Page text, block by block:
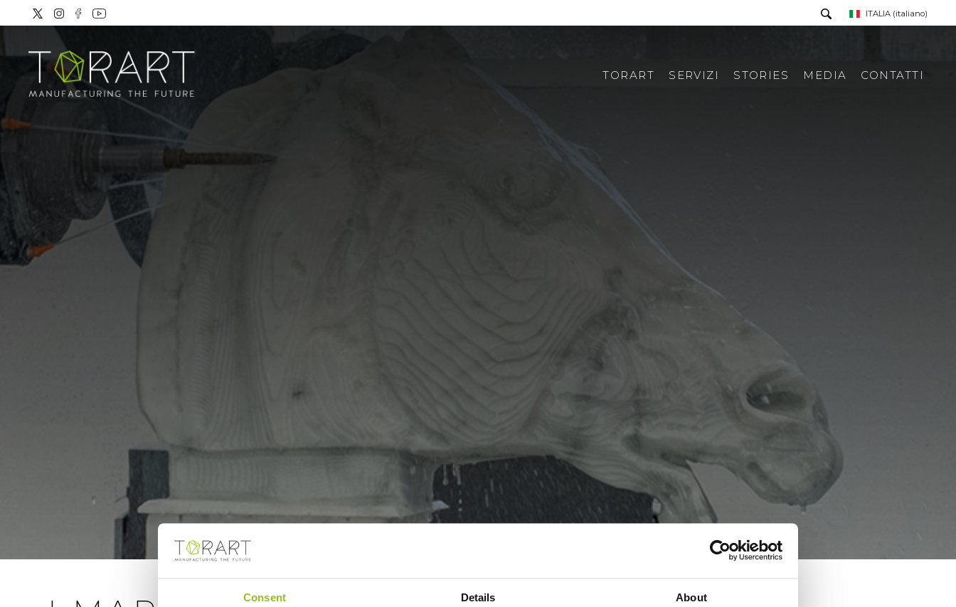
Consent Details About
ITALIA (italiano)
TORART SERVIZI STORIES MEDIA CONTATTI